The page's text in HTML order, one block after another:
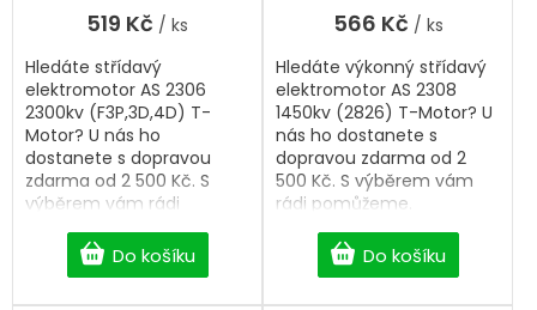
519 Kč / ks
Do košíku
Hledáte střídavý
elektromotor AS 2306
2300kv (F3P,3D,4D) T-
Motor? U nás ho
dostanete s dopravou
zdarma od 2 500 Kč. S
výběrem vám rádi
pomůžeme. Rozměr
28x20mm.
566 Kč / ks
Do košíku
Hledáte výkonný střídavý
elektromotor AS 2308
1450kv (2826) T-Motor? U
nás ho dostanete s
dopravou zdarma od 2
500 Kč. S výběrem vám
rádi pomůžeme.